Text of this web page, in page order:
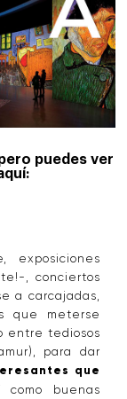
puedes ver
exposiciones
, conciertos
a carcajadas,
que meterse
entre tediosos
para dar
que
como buenas